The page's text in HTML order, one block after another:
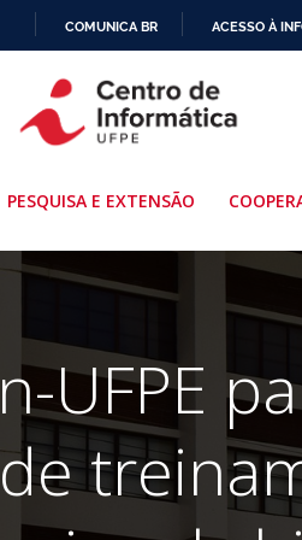
PARA
O
COMUNICA BR ACESSO À
PESQUISA E EXTENSÃO
UFPE